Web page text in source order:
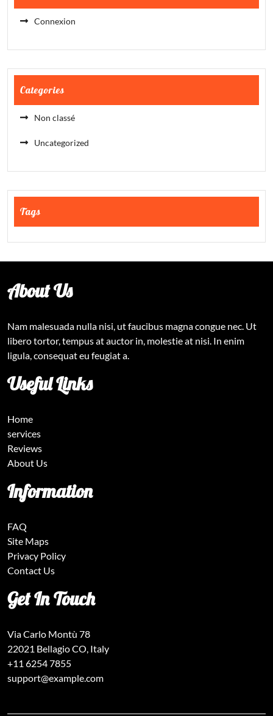
Connexion
Categories
Non classé
Uncategorized
Tags
About Us
Nam malesuada nulla nisi, ut faucibus magna congue nec. Ut
libero tortor, tempus at auctor in, molestie at nisi. In enim
ligula, consequat eu feugiat a.
Useful Links
Home
services
Reviews
About Us
Information
FAQ
Site Maps
Privacy Policy
Contact Us
Get In Touch
Via Carlo Montù 78
22021 Bellagio CO, Italy
+11 6254 7855
support@example.com